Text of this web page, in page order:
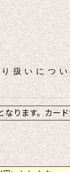
扱いについ
なります。カー